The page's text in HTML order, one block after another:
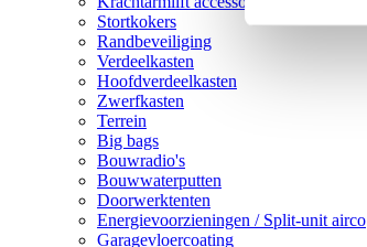
Stortkokers
Randbeveiliging
Verdeelkasten
Hoofdverdeelkasten
Zwerfkasten
Terrein
Big bags
Bouwradio's
Bouwwaterputten
Doorwerktenten
Energievoorzieningen / Split-unit airco
Garagevloercoating